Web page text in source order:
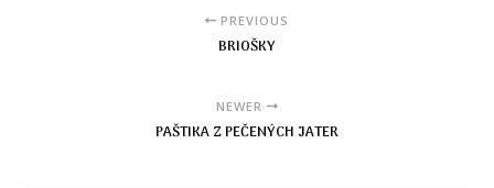
PREVIOUS
BRIOŠKY
NEWER
PAŠTIKA Z PEČENÝCH JATER